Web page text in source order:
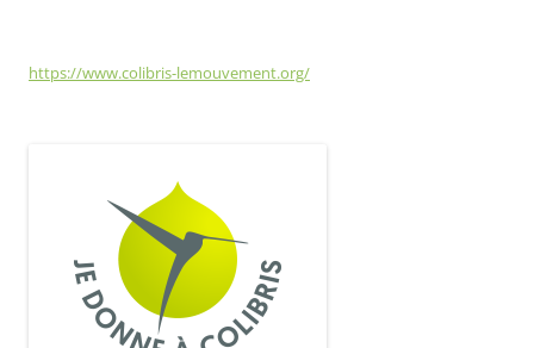
https://www.colibris-lemouvement.org/